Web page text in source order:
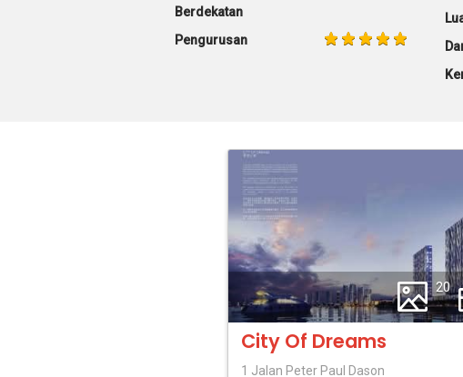
Berdekatan
Pengurusan
20
City Of Dreams
1 Jalan Peter Paul Dason